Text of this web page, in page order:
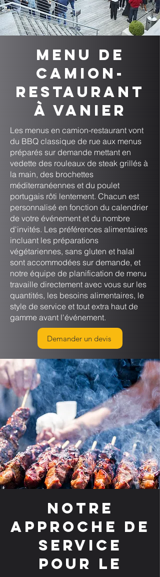
Menu de
camion-
restaurant
à Vanier
Les menus en camion-restaurant vont
du BBQ classique de rue aux menus
préparés sur demande mettant en
vedette des rouleaux de steak grillés à
la main, des brochettes
méditerranéennes et du poulet
portugais rôti lentement. Chacun est
personnalisé en fonction du calendrier
de votre événement et du nombre
d'invités. Les préférences alimentaires
incluant les préparations
végétariennes, sans gluten et halal
sont accommodées sur demande, et
notre équipe de planification de menu
travaille directement avec vous sur les
quantités, les besoins alimentaires, le
style de service et tout extra haut de
gamme avant l'événement.
Demander un devis
Notre
approche de
service
pour le